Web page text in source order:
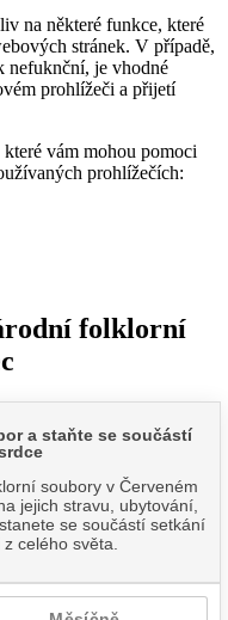
na některé funkce, které
stránek. V případě,
nefuknční, je vhodné
prohlížeči a přijetí
vám mohou pomoci
prohlížečích:
folklorní